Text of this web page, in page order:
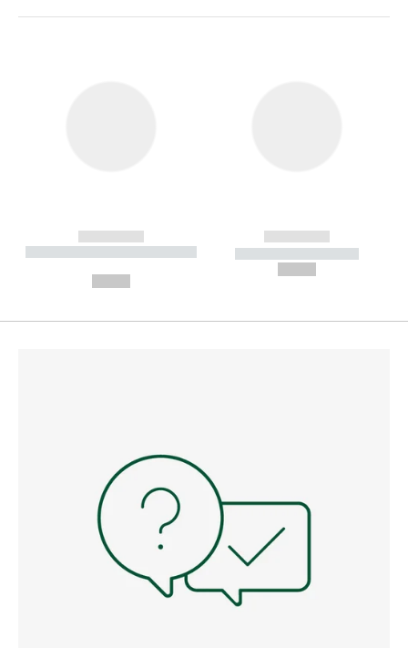
------------
----------- ----------- --------
------------
----------- -----------